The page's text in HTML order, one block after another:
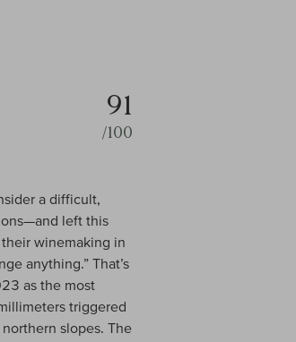
91
/100
a difficult,
left this
winemaking in
anything.” That’s
as the most
triggered
slopes. The